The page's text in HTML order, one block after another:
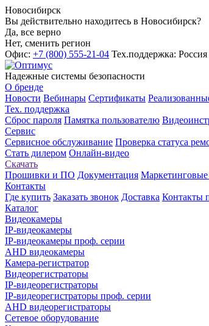
Новосибирск
Вы действительно находитесь в Новосибирск?
Да, все верно
Нет, сменить регион
Офис: +7 (800) 555-21-04 Тех.поддержка: Россия
Надежные системы безопасности
О бренде
Новости Вебинары Сертификаты
Тех. поддержка
Сброс пароля Памятка пользователю
Сервис
Сервисное обслуживание Проверка статуса
Стать дилером Онлайн-видео
Скачать
Прошивки и ПО Документация
Контакты
Где купить Заказать звонок Доставка Контакты
Каталог
Видеокамеры
IP-видеокамеры
IP-видеокамеры проф. серии
AHD видеокамеры
Камера-регистратор
Видеорегистраторы
IP-видеорегистраторы
IP-видеорегистраторы проф. серии
AHD видеорегистраторы
Сетевое оборудование